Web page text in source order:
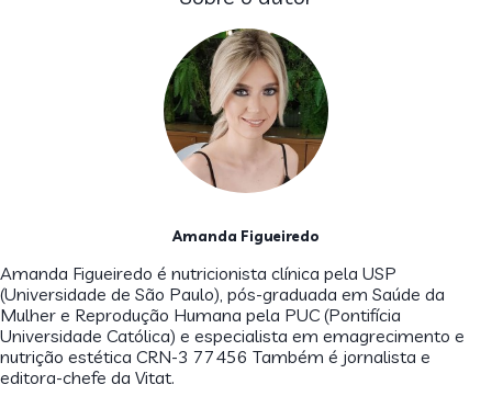
Amanda Figueiredo
Amanda Figueiredo é nutricionista clínica pela USP
(Universidade de São Paulo), pós-graduada em Saúde da
Mulher e Reprodução Humana pela PUC (Pontifícia
Universidade Católica) e especialista em emagrecimento e
nutrição estética CRN-3 77456 Também é jornalista e
editora-chefe da Vitat.